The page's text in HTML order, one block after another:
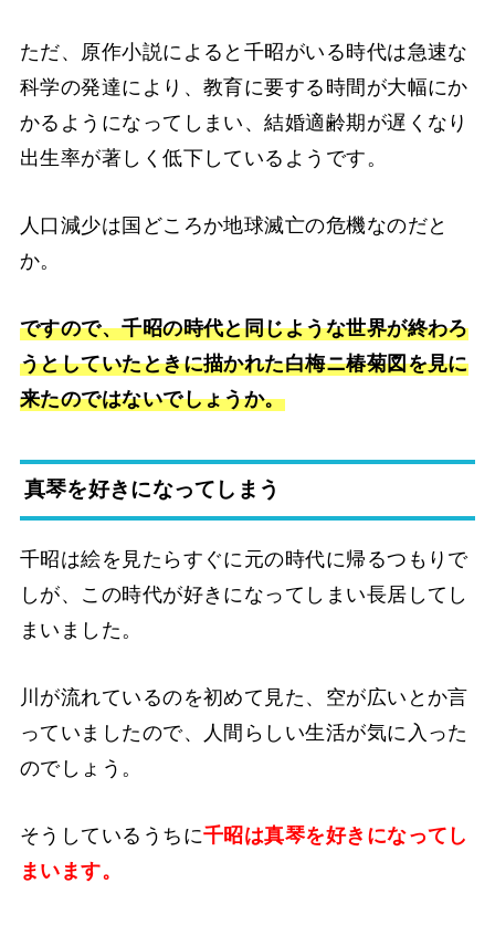
ただ、原作小説によると千昭がいる時代は急速な
科学の発達により、教育に要する時間が大幅にか
かるようになってしまい、結婚適齢期が遅くなり
出生率が著しく低下しているようです。
人口減少は国どころか地球滅亡の危機なのだと
か。
ですので、千昭の時代と同じような世界が終わろ
うとしていたときに描かれた白梅ニ椿菊図を見に
来たのではないでしょうか。
真琴を好きになってしまう
千昭は絵を見たらすぐに元の時代に帰るつもりで
しが、この時代が好きになってしまい長居してし
まいました。
川が流れているのを初めて見た、空が広いとか言
っていましたので、人間らしい生活が気に入った
のでしょう。
そうしているうちに千昭は真琴を好きになってし
まいます。